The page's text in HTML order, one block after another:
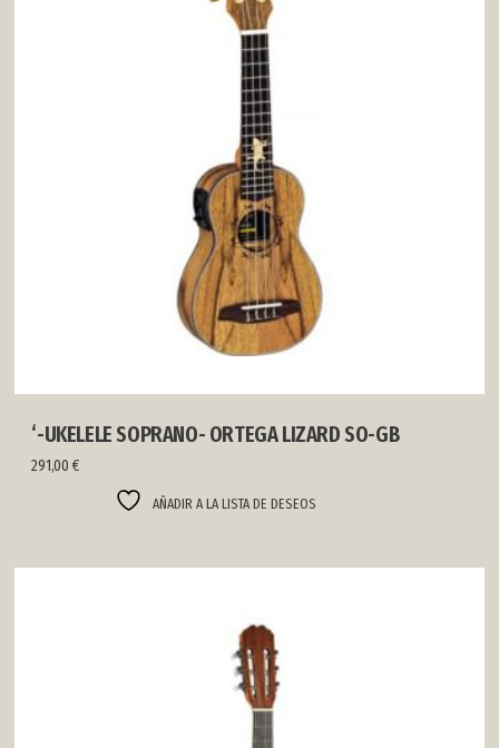
‘-UKELELE SOPRANO- ORTEGA LIZARD SO-GB
291,00 €
AÑADIR A LA LISTA DE DESEOS